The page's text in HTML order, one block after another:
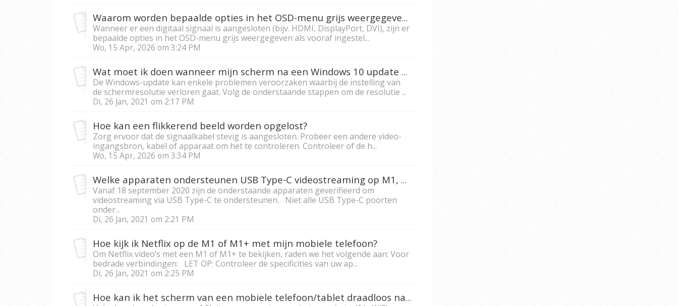
Waarom worden bepaalde opties in het OSD-menu grijs weergegeven?
Wanneer er een digitaal signaal is aangesloten (bijv. HDMI, DisplayPort, DVI), zijn er
bepaalde opties in het OSD-menu grijs weergegeven als vooraf ingestel...
Wo, 15 Apr, 2026 om 3:24 PM
Wat moet ik doen wanneer mijn scherm na een Windows 10 update geen native resolutie weergeeft?
De Windows-update kan enkele problemen veroorzaken waarbij de instelling van
de schermresolutie verloren gaat. Volg de onderstaande stappen om de resolutie ...
Di, 26 Jan, 2021 om 2:17 PM
Hoe kan een flikkerend beeld worden opgelost?
Zorg ervoor dat de signaalkabel stevig is aangesloten. Probeer een andere video-
ingangsbron, kabel of apparaat om het te controleren. Controleer of de h...
Wo, 15 Apr, 2026 om 3:34 PM
Welke apparaten ondersteunen USB Type-C videostreaming op M1, M1+,M1+_G2, M1+_V, M2 en X10-4K?
Vanaf 18 september 2020 zijn de onderstaande apparaten geverifieerd om
videostreaming via USB Type-C te ondersteunen. Niet alle USB Type-C poorten
onder...
Di, 26 Jan, 2021 om 2:21 PM
Hoe kijk ik Netflix op de M1 of M1+ met mijn mobiele telefoon?
Om Netflix video’s met een M1 of M1+ te bekijken, raden we het volgende aan: Voor
bedrade verbindingen: LET OP: Controleer de specificities van uw ap...
Di, 26 Jan, 2021 om 2:25 PM
Hoe kan ik het scherm van een mobiele telefoon/tablet draadloos naar een smart projector spiegelen?